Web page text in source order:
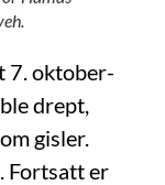
7. oktober-
drept,
gisler.
Fortsatt er